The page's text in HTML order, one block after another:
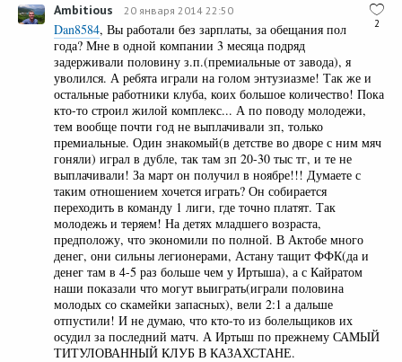
2
Ambitious 20 января 2014 22:50
Dan8584, Вы работали без зарплаты, за обещания пол
года? Мне в одной компании 3 месяца подряд
задерживали половину з.п.(премиальные от завода), я
уволился. А ребята играли на голом энтузиазме! Так же и
остальные работники клуба, коих большое количество! Пока
кто-то строил жилой комплекс... А по поводу молодежи,
тем вообще почти год не выплачивали зп, только
премиальные. Один знакомый(в детстве во дворе с ним мяч
гоняли) играл в дубле, так там зп 20-30 тыс тг, и те не
выплачивали! За март он получил в ноябре!!! Думаете с
таким отношением хочется играть? Он собирается
переходить в команду 1 лиги, где точно платят. Так
молодежь и теряем! На детях младшего возраста,
предположу, что экономили по полной. В Актобе много
денег, они сильны легионерами, Астану тащит ФФК(да и
денег там в 4-5 раз больше чем у Иртыша), а с Кайратом
наши показали что могут выиграть(играли половина
молодых со скамейки запасных), вели 2:1 а дальше
отпустили! И не думаю, что кто-то из болельщиков их
осудил за последний матч. А Иртыш по прежнему САМЫЙ
ТИТУЛОВАННЫЙ КЛУБ В КАЗАХСТАНЕ.